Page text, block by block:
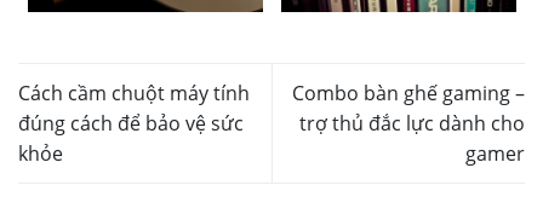
Cách cầm chuột máy tính
đúng cách để bảo vệ sức
khỏe
Combo bàn ghế gaming –
trợ thủ đắc lực dành cho
gamer